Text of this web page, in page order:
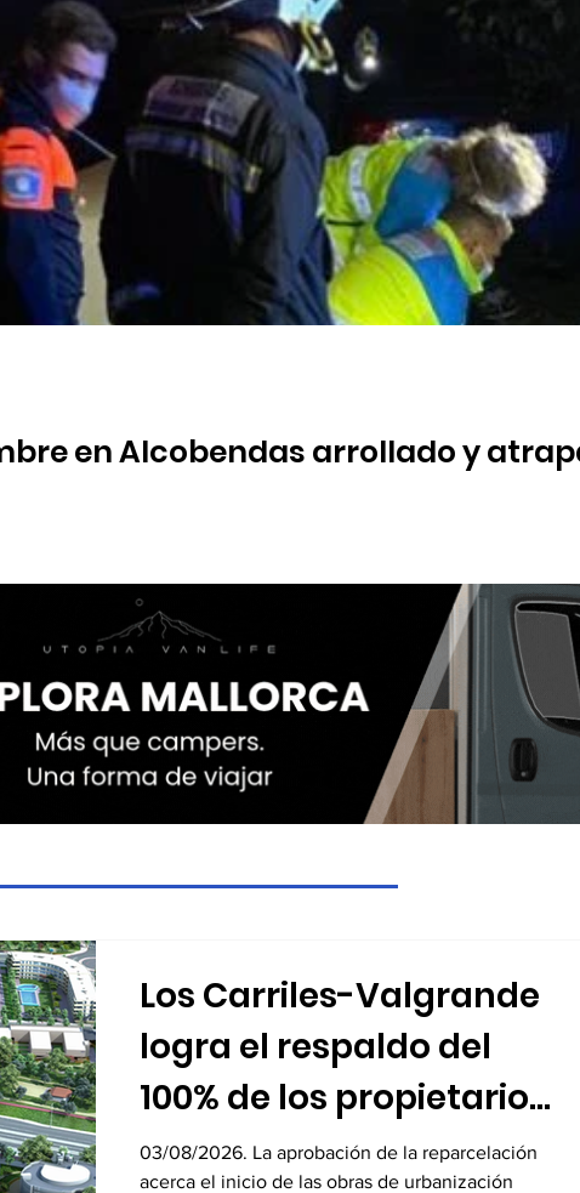
en Alcobendas arrollado y
Los Carriles-Valgrande
logra el respaldo del
100% de los propietarios
para sus 8.600 viviendas
03/08/2026. La aprobación de la reparcelación
acerca el inicio de las obras de urbanización